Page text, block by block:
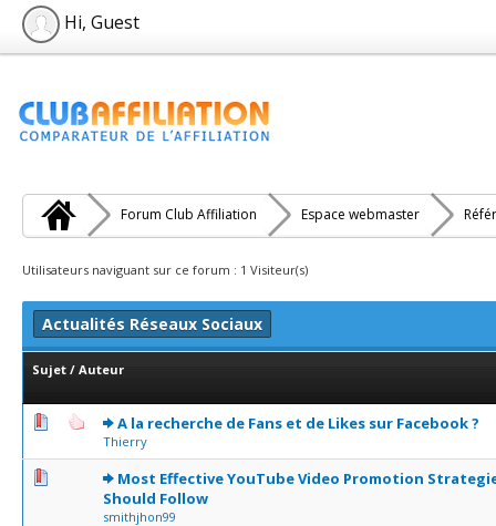
Hi, Guest
Forum Club Affiliation Espace webmaster
Utilisateurs naviguant sur ce forum : 1 Visiteur(s)
Actualités Réseaux Sociaux
Sujet / Auteur
A la recherche de Fans et de Likes sur Facebook ?
Thierry
0 Votes - 0 sur 5 en moyenne
12 34 5
Most Effective YouTube Video Promotion
Should Follow
smithjhon99
0 Votes - 0 sur 5 en moyenne
12345